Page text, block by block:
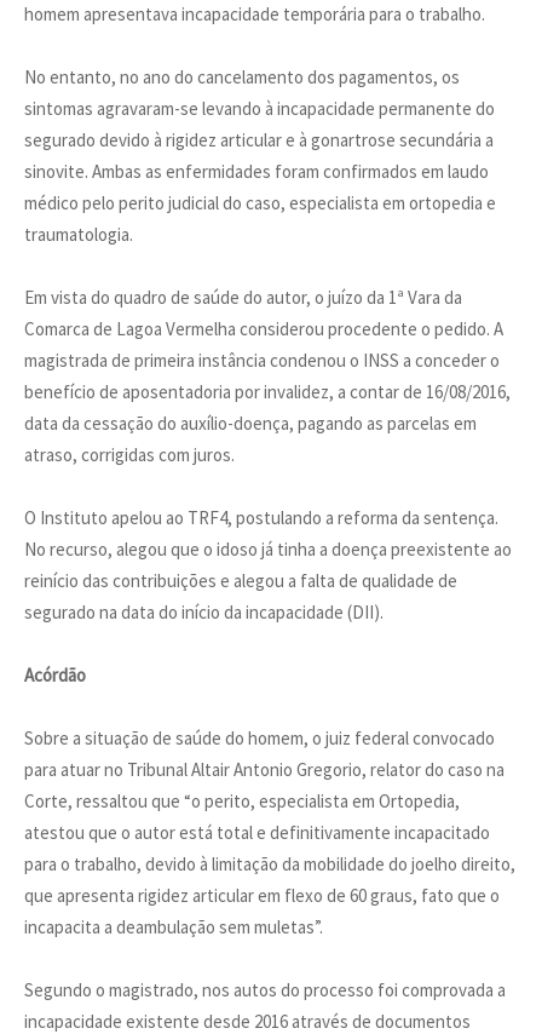
homem apresentava incapacidade temporária para o trabalho.
No entanto, no ano do cancelamento dos pagamentos, os
sintomas agravaram-se levando à incapacidade permanente do
segurado devido à rigidez articular e à gonartrose secundária a
sinovite. Ambas as enfermidades foram confirmados em laudo
médico pelo perito judicial do caso, especialista em ortopedia e
traumatologia.
Em vista do quadro de saúde do autor, o juízo da 1ª Vara da
Comarca de Lagoa Vermelha considerou procedente o pedido. A
magistrada de primeira instância condenou o INSS a conceder o
benefício de aposentadoria por invalidez, a contar de 16/08/2016,
data da cessação do auxílio-doença, pagando as parcelas em
atraso, corrigidas com juros.
O Instituto apelou ao TRF4, postulando a reforma da sentença.
No recurso, alegou que o idoso já tinha a doença preexistente ao
reinício das contribuições e alegou a falta de qualidade de
segurado na data do início da incapacidade (DII).
Acórdão
Sobre a situação de saúde do homem, o juiz federal convocado
para atuar no Tribunal Altair Antonio Gregorio, relator do caso na
Corte, ressaltou que “o perito, especialista em Ortopedia,
atestou que o autor está total e definitivamente incapacitado
para o trabalho, devido à limitação da mobilidade do joelho direito,
que apresenta rigidez articular em flexo de 60 graus, fato que o
incapacita a deambulação sem muletas”.
Segundo o magistrado, nos autos do processo foi comprovada a
incapacidade existente desde 2016 através de documentos